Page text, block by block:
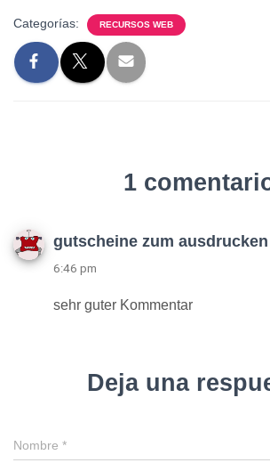
Categorías: RECURSOS WEB
1
gutscheine zum ausdrucken
6:46 pm
sehr guter Kommentar
Deja una
Nombre *